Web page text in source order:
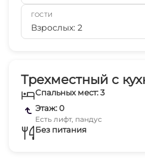
Трехместный с
Спальных мест: 3
Этаж: 0
Есть лифт, пандус
Без питания
ГОСТИ
Взрослых: 2